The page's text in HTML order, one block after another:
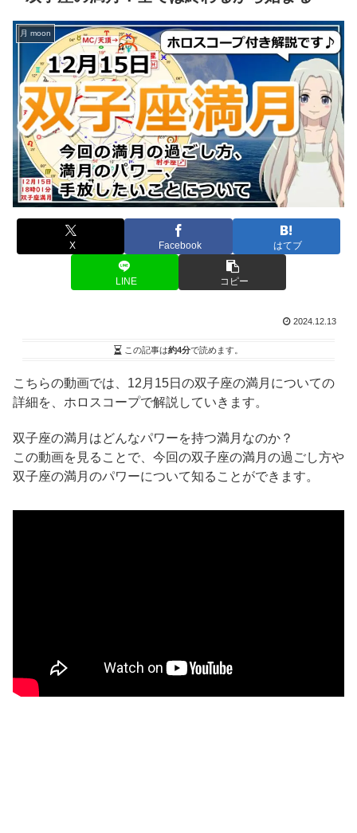
月 moon
X Facebook はてブ
LINE コピー
2024.12.13
この記事は約4分で読めます。
こちらの動画では、12月15日の双子座の満月についての
詳細を、ホロスコープで解説していきます。
双子座の満月はどんなパワーを持つ満月なのか？
この動画を見ることで、今回の双子座の満月の過ごし方や
双子座の満月のパワーについて知ることができます。